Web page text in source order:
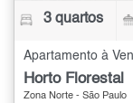
3 quartos
Apartamento à
Horto Florestal
Zona Norte - São Paulo